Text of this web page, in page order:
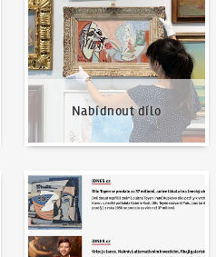
Nabídnout dílo
Napsali o nás